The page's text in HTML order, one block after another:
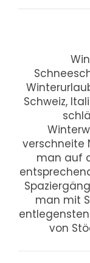
Schweiz,
verschneite
man auf
man mit
von